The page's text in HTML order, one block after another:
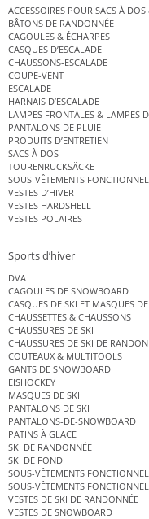
ACCESSOIRES POUR SACS À
BÂTONS DE RANDONNÉE
CAGOULES & ÉCHARPES
CASQUES D’ESCALADE
CHAUSSONS-ESCALADE
COUPE-VENT
ESCALADE
HARNAIS D’ESCALADE
LAMPES FRONTALES & LAMPES
PANTALONS DE PLUIE
PRODUITS D’ENTRETIEN
SACS À DOS
TOURENRUCKSÄCKE
SOUS-VÊTEMENTS
VESTES D’HIVER
VESTES HARDSHELL
VESTES POLAIRES
Sports d’hiver
DVA
CAGOULES DE SNOWBOARD
CASQUES DE SKI ET MASQUES
CHAUSSETTES & CHAUSSONS
CHAUSSURES DE SKI
CHAUSSURES DE SKI DE
COUTEAUX & MULTITOOLS
GANTS DE SNOWBOARD
EISHOCKEY
MASQUES DE SKI
PANTALONS DE SKI
PANTALONS-DE-SNOWBOARD
PATINS À GLACE
SKI DE RANDONNÉE
SKI DE FOND
SOUS-VÊTEMENTS
SOUS-VÊTEMENTS
VESTES DE SKI DE RANDONNÉE
VESTES DE SNOWBOARD